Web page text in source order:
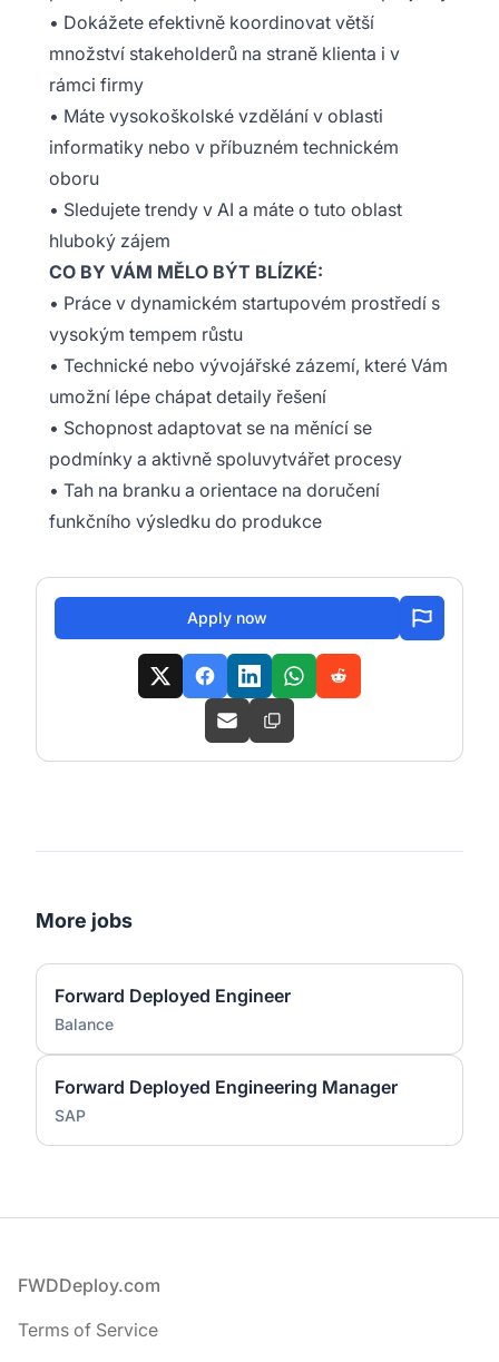
• Dokážete efektivně koordinovat větší
množství stakeholderů na straně klienta i v
rámci firmy
• Máte vysokoškolské vzdělání v oblasti
informatiky nebo v příbuzném technickém
oboru
• Sledujete trendy v AI a máte o tuto oblast
hluboký zájem
CO BY VÁM MĚLO BÝT BLÍZKÉ:
• Práce v dynamickém startupovém prostředí s
vysokým tempem růstu
• Technické nebo vývojářské zázemí, které Vám
umožní lépe chápat detaily řešení
• Schopnost adaptovat se na měnící se
podmínky a aktivně spoluvytvářet procesy
• Tah na branku a orientace na doručení
funkčního výsledku do produkce
Apply now
More jobs
Forward Deployed Engineer
Balance
Forward Deployed Engineering Manager
SAP
Footer
FWDDeploy.com
Terms of Service